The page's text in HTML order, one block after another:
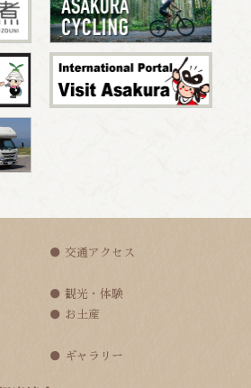
交通アクセス
観光・体験
お土産
ギャラリー